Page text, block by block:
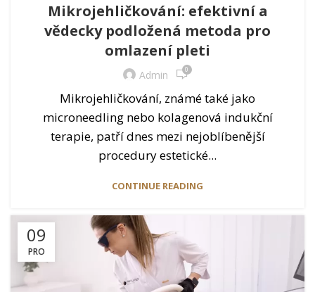
Mikrojehličkování: efektivní a
vědecky podložená metoda pro
omlazení pleti
Admin 0
Mikrojehličkování, známé také jako
microneedling nebo kolagenová indukční
terapie, patří dnes mezi nejoblíbenější
procedury estetické...
CONTINUE READING
09
PRO